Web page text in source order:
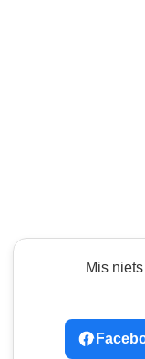
Mis